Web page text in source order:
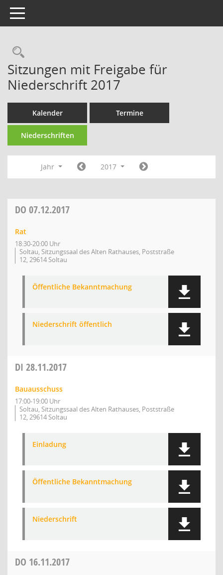
Toggle navigation
Rechercheauswahl
Sitzungen mit Freigabe für
Niederschrift 2017
Kalender Termine
Niederschriften
Jahr 2017
DO 07.12.2017
Rat
18:30-20:00 Uhr
Soltau, Sitzungssaal des Alten Rathauses, Poststraße
12, 29614 Soltau
Öffentliche Bekanntmachung
Niederschrift öffentlich
DI 28.11.2017
Bauausschuss
17:00-19:00 Uhr
Soltau, Sitzungssaal des Alten Rathauses, Poststraße
12, 29614 Soltau
Einladung
Öffentliche Bekanntmachung
Niederschrift
DO 16.11.2017